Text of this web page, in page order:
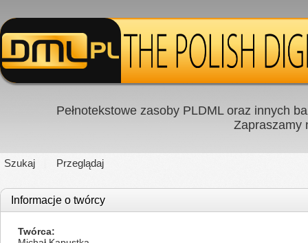
Pełnotekstowe zasoby PLDML oraz innych
Zapraszamy
Szukaj Przeglądaj
Informacje o twórcy
Twórca